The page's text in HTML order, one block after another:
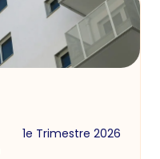
1e Trimestre 2026